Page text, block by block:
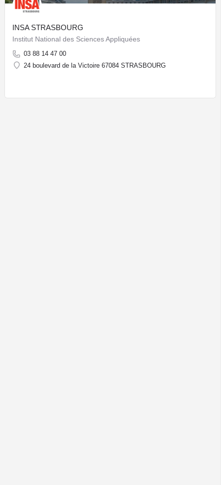
INSA STRASBOURG
Institut National des Sciences Appliquées
03 88 14 47 00
24 boulevard de la Victoire 67084 STRASBOURG